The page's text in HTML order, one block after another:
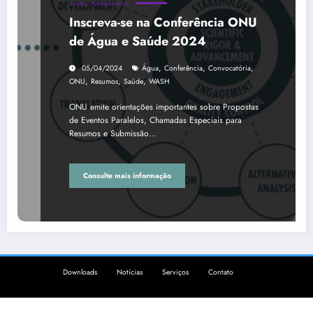
GLOBAL PLANEJAMENTO
Inscreva-se na Conferência ONU
de Água e Saúde 2024
05/04/2024 Água, Conferência, Convocatória,
ONU, Resumos, Saúde, WASH
ONU emite orientações importantes sobre Propostas
de Eventos Paralelos, Chamadas Especiais para
Resumos e Submissão…
Consulte mais informação
Downloads Notícias Serviços Contato